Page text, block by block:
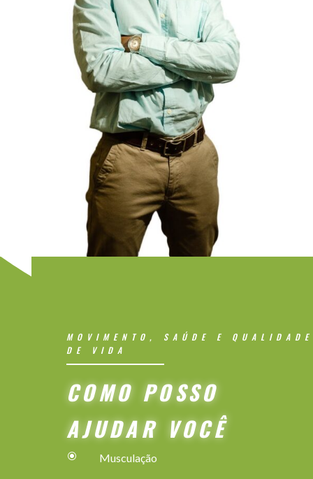
MOVIMENTO, SAÚDE E QUALIDADE
DE VIDA
COMO POSSO
AJUDAR VOCÊ
\ Musculação